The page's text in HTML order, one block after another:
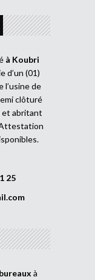
à Koubri
d’un (01)
l’usine de
clôturé
et abritant
25
à